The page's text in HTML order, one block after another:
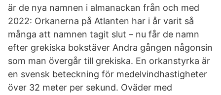
är de nya namnen i almanackan från och med
2022: Orkanerna på Atlanten har i år varit så
många att namnen tagit slut – nu får de namn
efter grekiska bokstäver Andra gången någonsin
som man övergår till grekiska. En orkanstyrka är
en svensk beteckning för medelvindhastigheter
över 32 meter per sekund. Oväder med